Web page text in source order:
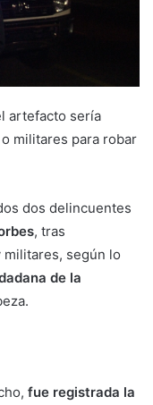
artefacto sería
militares para robar
dos delincuentes
, tras
según lo
de la
fue registrada la